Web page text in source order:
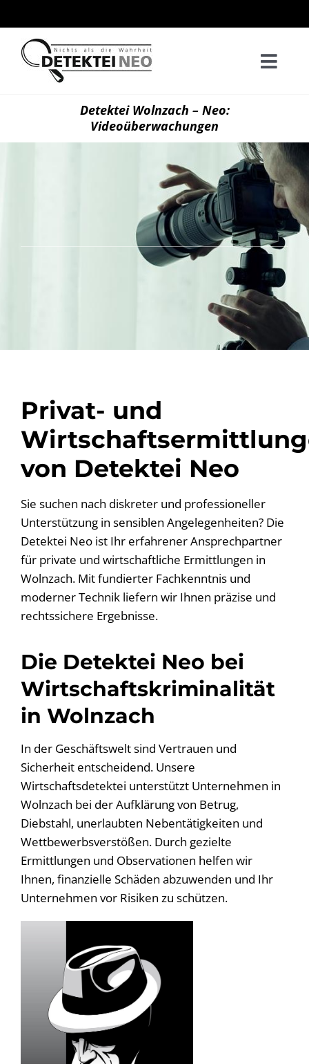
Inhalt
springen
Detektei Wolnzach – Neo:
Videoüberwachungen
Privat- und
von Detektei Neo
Sie suchen nach diskreter und professioneller
Unterstützung in sensiblen Angelegenheiten? Die
Detektei Neo ist Ihr erfahrener Ansprechpartner
für private und wirtschaftliche Ermittlungen in
Wolnzach. Mit fundierter Fachkenntnis und
moderner Technik liefern wir Ihnen präzise und
rechtssichere Ergebnisse.
Die Detektei Neo bei
Wirtschaftskriminalität
in Wolnzach
In der Geschäftswelt sind Vertrauen und
Sicherheit entscheidend. Unsere
Wirtschaftsdetektei unterstützt Unternehmen in
Wolnzach bei der Aufklärung von Betrug,
Diebstahl, unerlaubten Nebentätigkeiten und
Wettbewerbsverstößen. Durch gezielte
Ermittlungen und Observationen helfen wir
Ihnen, finanzielle Schäden abzuwenden und Ihr
Unternehmen vor Risiken zu schützen.